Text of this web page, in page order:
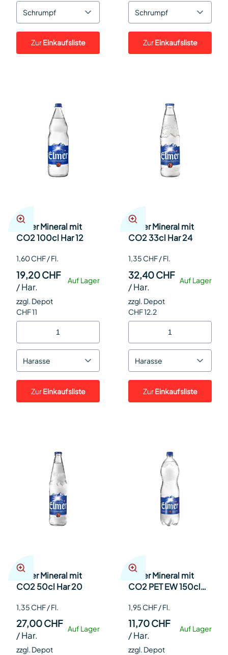
Schrumpf
ZurEinkaufsliste
Schrumpf
ZurEinkaufsliste
Elmer Mineral mit
CO2 100cl Har 12
1,60 CHF / Fl.
Auf Lager
19,20 CHF
/Har.
zzgl. Depot
CHF 11
Harasse
ZurEinkaufsliste
Elmer Mineral mit
CO2 33cl Har 24
1,35 CHF / Fl.
Auf Lager
32,40 CHF
/Har.
zzgl. Depot
CHF 12.2
Harasse
ZurEinkaufsliste
Elmer Mineral mit
CO2 50cl Har 20
1,35 CHF / Fl.
Auf Lager
27,00 CHF
/Har.
zzgl. Depot
Elmer Mineral mit
CO2 PET EW 150cl
1,95 CHF / Fl.
Auf Lager
11,70 CHF
/Har.
zzgl. Depot